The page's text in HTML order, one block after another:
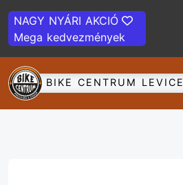
NAGY NYÁRI AKCIÓ
Mega kedvezmények
BIKE CENTRUM LEVICE